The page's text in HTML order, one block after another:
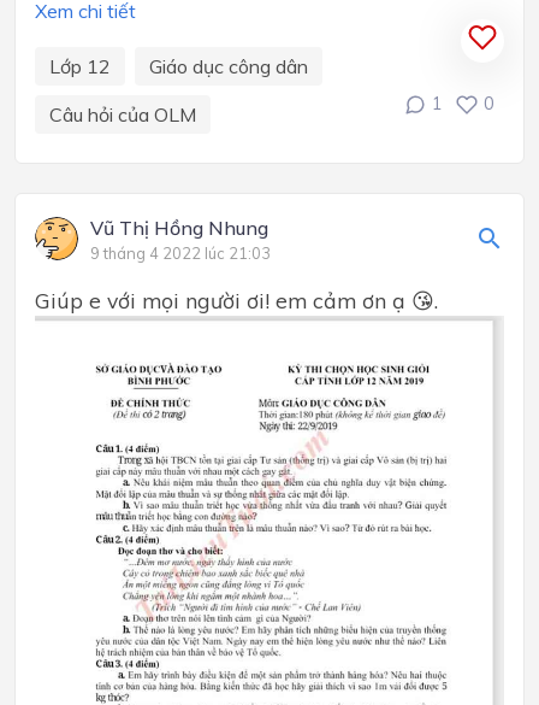
Xem chi tiết
Lớp 12
Giáo dục công dân
Câu hỏi của OLM
1 0
Vũ Thị Hồng Nhung
9 tháng 4 2022 lúc 21:03
Giúp e với mọi người ơi! em cảm ơn ạ 😘.